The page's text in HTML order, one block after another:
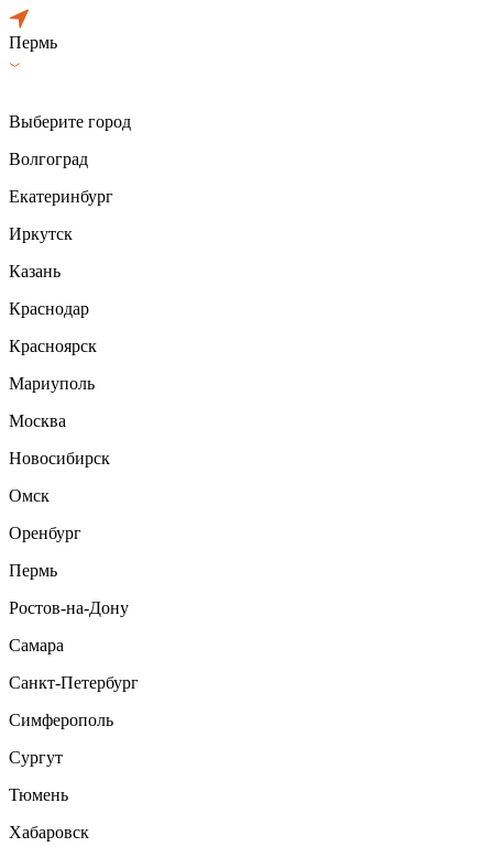
Пермь
Выберите город
Волгоград
Екатеринбург
Иркутск
Казань
Краснодар
Красноярск
Мариуполь
Москва
Новосибирск
Омск
Оренбург
Пермь
Ростов-на-Дону
Самара
Санкт-Петербург
Симферополь
Сургут
Тюмень
Хабаровск